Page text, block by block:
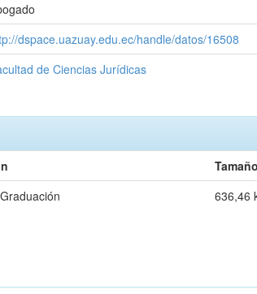
dspace.uazuay.edu.ec/handle/datos/16508
de Ciencias Jurídicas
Tamaño
636,46